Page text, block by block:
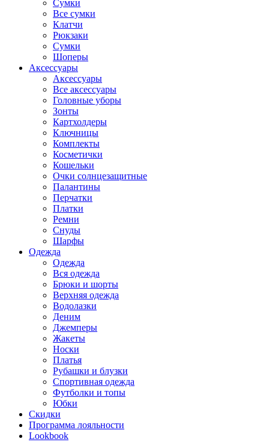
Сумки
Все сумки
Клатчи
Рюкзаки
Сумки
Шоперы
Аксессуары
Аксессуары
Все аксессуары
Головные уборы
Зонты
Картхолдеры
Ключницы
Комплекты
Косметички
Кошельки
Очки солнцезащитные
Палантины
Перчатки
Платки
Ремни
Снуды
Шарфы
Одежда
Одежда
Вся одежда
Брюки и шорты
Верхняя одежда
Водолазки
Деним
Джемперы
Жакеты
Носки
Платья
Рубашки и блузки
Спортивная одежда
Футболки и топы
Юбки
Скидки
Программа лояльности
Lookbook